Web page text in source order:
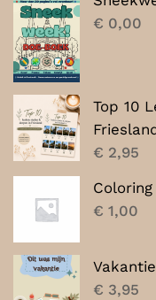
€ 0,00
Top 10
€ 2,95
€ 1,00
€ 3,95